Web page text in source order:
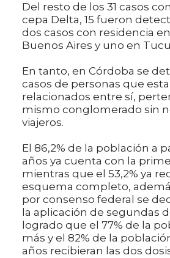
Del resto de los 31 casos
cepa Delta, 15 fueron
dos casos con residencia
Buenos Aires y uno en
En tanto, en Córdoba se
casos de personas que
relacionados entre sí,
mismo conglomerado sin
viajeros.
El 86,2% de la población a
años ya cuenta con la
mientras que el 53,2% ya
esquema completo,
por consenso federal se
la aplicación de segundas
logrado que el 77% de la
más y el 82% de la
años recibieran las dos